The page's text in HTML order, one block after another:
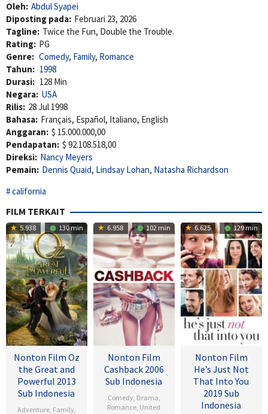
Oleh: Abdul Syapei
Diposting pada: Februari 23, 2026
Tagline: Twice the Fun, Double the Trouble.
Rating: PG
Genre: Comedy, Family, Romance
Tahun: 1998
Durasi: 128 Min
Negara: USA
Rilis: 28 Jul 1998
Bahasa: Français, Español, Italiano, English
Anggaran: $ 15.000.000,00
Pendapatan: $ 92.108.518,00
Direksi: Nancy Meyers
Pemain: Dennis Quaid, Lindsay Lohan, Natasha Richardson
california
FILM TERKAIT
5.938 130 min
Nonton Film Oz
the Great and
Powerful 2013
Sub Indonesia
Adventure, Family,
6.958 102 min
Nonton Film
Cashback 2006
Sub Indonesia
Comedy, Drama,
Romance, United
6.625 129 min
Nonton Film
He’s Just Not
That Into You
2019 Sub
Indonesia